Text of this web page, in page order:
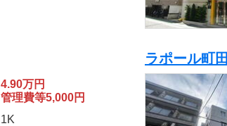
4.90万円
管理費等5,000円
1K
ラポール町田